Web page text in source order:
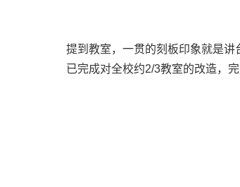
提到教室，一贯的刻板印象就是
已完成对全校约2/3教室的改造，